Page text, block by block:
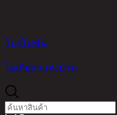
โปรโมชัน
ไอเดียตกแต่งบ้าน